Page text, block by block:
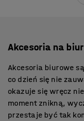
Akcesoria na
Akcesoria biurowe
co dzień się nie
okazuje się wręcz
moment znikną,
przestaje być tak